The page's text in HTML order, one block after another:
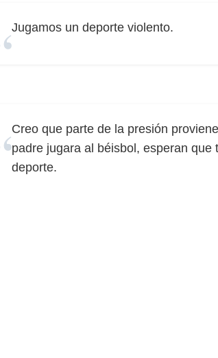
Jugamos un deporte violento.
Creo que parte de la presión
padre jugara al béisbol, esperan
deporte.